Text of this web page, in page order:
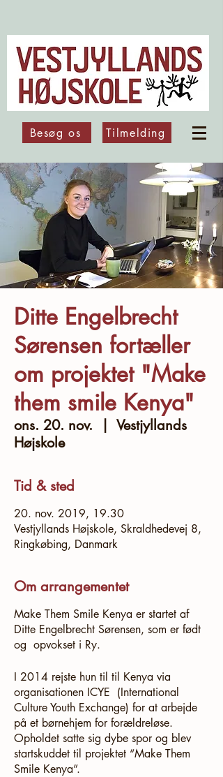
Besøg os Tilmelding
Ditte Engelbrecht
Sørensen fortæller
om projektet "Make
them smile Kenya"
ons. 20. nov.
  |
Vestjyllands
Højskole
Tid & sted
20. nov. 2019, 19.30
Vestjyllands Højskole, Skraldhedevej 8,
Ringkøbing, Danmark
Om arrangementet
Make Them Smile Kenya er startet af
Ditte Engelbrecht Sørensen, som er født
og opvokset i Ry.
I 2014 rejste hun til til Kenya via
organisationen ICYE (International
Culture Youth Exchange) for at arbejde
på et børnehjem for forældreløse.
Opholdet satte sig dybe spor og blev
startskuddet til projektet “Make Them
Smile Kenya”.